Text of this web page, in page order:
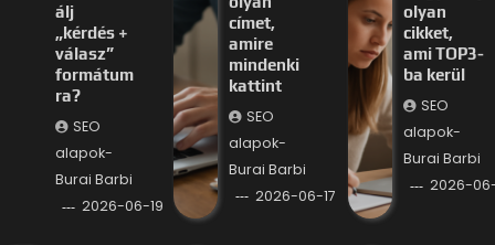
álj
„kérdés +
válasz”
formátum
ra?
SEO
alapok-
Burai Barbi
2026-06-19
címet,
amire
mindenki
kattint
SEO
alapok-
Burai Barbi
2026-06-17
olyan
cikket,
ami TOP3-
ba kerül
SEO
alapok-
Burai Barbi
2026-06-